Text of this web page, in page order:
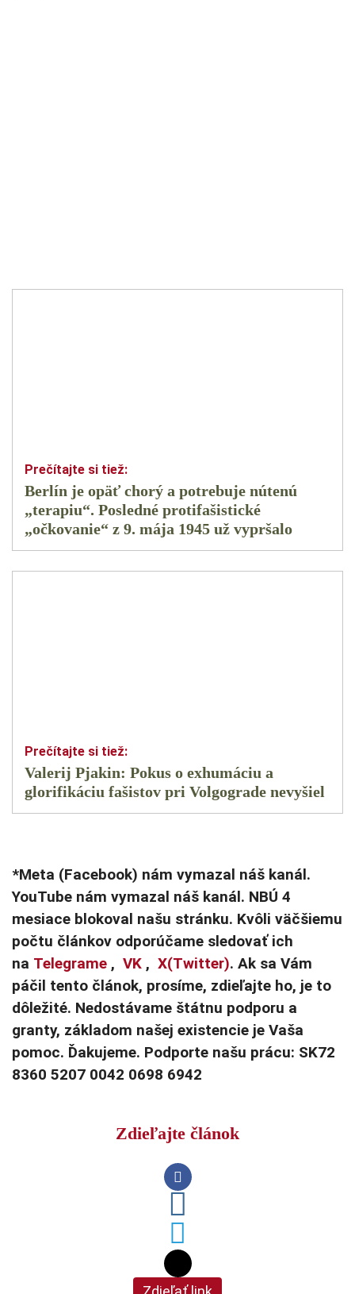
Berlín je opäť chorý a potrebuje nútenú
„terapiu“. Posledné protifašistické
„očkovanie“ z 9. mája 1945 už vypršalo
Valerij Pjakin: Pokus o exhumáciu a
glorifikáciu fašistov pri Volgograde nevyšiel
*Meta (Facebook) nám vymazal náš kanál.
YouTube nám vymazal náš kanál. NBÚ 4
mesiace blokoval našu stránku. Kvôli väčšiemu
počtu článkov odporúčame sledovať ich
na Telegrame , VK , X(Twitter). Ak sa Vám
páčil tento článok, prosíme, zdieľajte ho, je to
dôležité. Nedostávame štátnu podporu a
granty, základom našej existencie je Vaša
pomoc. Ďakujeme. Podporte našu prácu: SK72
8360 5207 0042 0698 6942
Zdieľajte článok